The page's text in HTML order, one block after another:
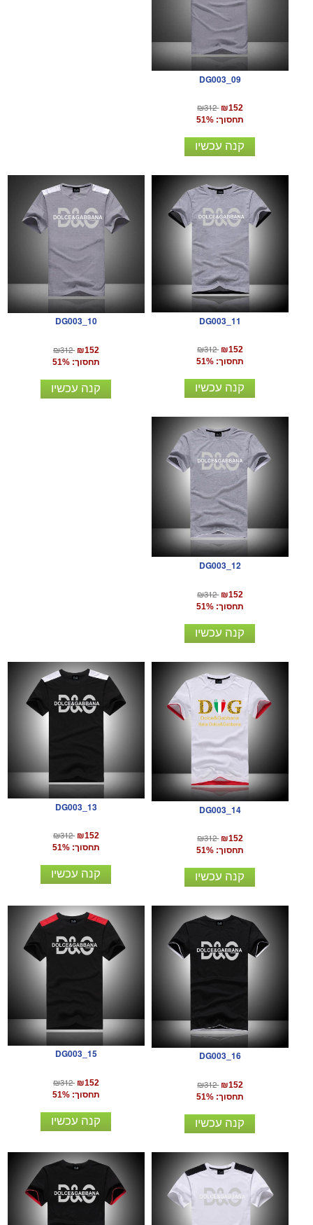
DG003_09
₪312 ₪152
תחסוך: 51%
קנה עכשיו
DG003_10
₪312 ₪152
תחסוך: 51%
קנה עכשיו
DG003_11
₪312 ₪152
תחסוך: 51%
קנה עכשיו
DG003_12
₪312 ₪152
תחסוך: 51%
קנה עכשיו
DG003_13
₪312 ₪152
תחסוך: 51%
קנה עכשיו
DG003_14
₪312 ₪152
תחסוך: 51%
קנה עכשיו
DG003_15
₪312 ₪152
תחסוך: 51%
קנה עכשיו
DG003_16
₪312 ₪152
תחסוך: 51%
קנה עכשיו